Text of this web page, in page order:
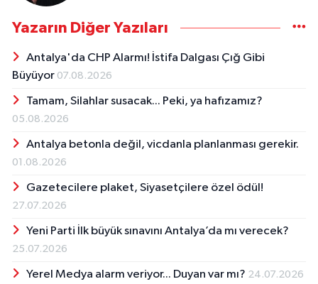
Yazarın Diğer Yazıları
Antalya'da CHP Alarmı! İstifa Dalgası Çığ Gibi
Büyüyor 07.08.2026
Tamam, Silahlar susacak... Peki, ya hafızamız?
05.08.2026
Antalya betonla değil, vicdanla planlanması gerekir.
01.08.2026
Gazetecilere plaket, Siyasetçilere özel ödül!
27.07.2026
Yeni Parti İlk büyük sınavını Antalya’da mı verecek?
25.07.2026
Yerel Medya alarm veriyor... Duyan var mı? 24.07.2026